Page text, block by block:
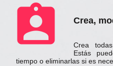
assignment_indCrea,
Crea
Estás
tiempo o eliminarlas si es